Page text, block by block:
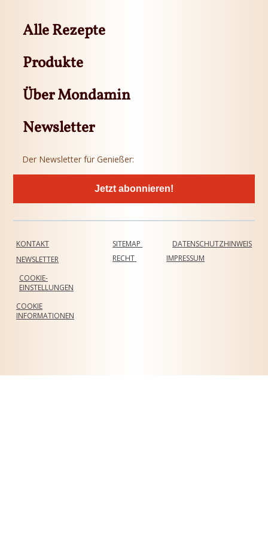
Alle Rezepte
Produkte
Über Mondamin
Newsletter
Der Newsletter für Genießer:
Jetzt abonnieren!
KONTAKT
SITEMAP
NEWSLETTER
DATENSCHUTZHINWEIS
COOKIE-
EINSTELLUNGEN
RECHT
COOKIE
INFORMATIONEN
IMPRESSUM